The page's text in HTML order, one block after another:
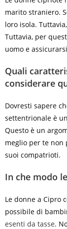
marito straniero.
loro isola.
Tuttavia, per
uomo e
Quali
considerare
Dovresti sapere
settentrionale è
Questo è un
meglio per te non
suoi compatrioti.
In che modo
Le donne a Cipro
possibile di
esenti da tasse.